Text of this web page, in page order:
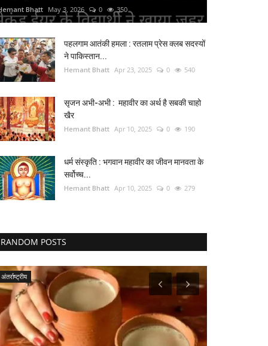
Bhatt May 3, 2026 0 350
पहलगाम आतंकी हमला : रतलाम प्रेस क्लब सदस्यों
ने पाकिस्तान...
Hemant Bhatt Apr 23, 2025 0 540
सृजन अभी-अभी : महावीर का अर्थ है सबकी चाहो
खैर
Hemant Bhatt Apr 10, 2025 0 190
धर्म संस्कृति : भगवान महावीर का जीवन मानवता के
सर्वोच्च...
Hemant Bhatt Apr 10, 2025 0 279
RANDOM POSTS
अंतर्राष्ट्रीय